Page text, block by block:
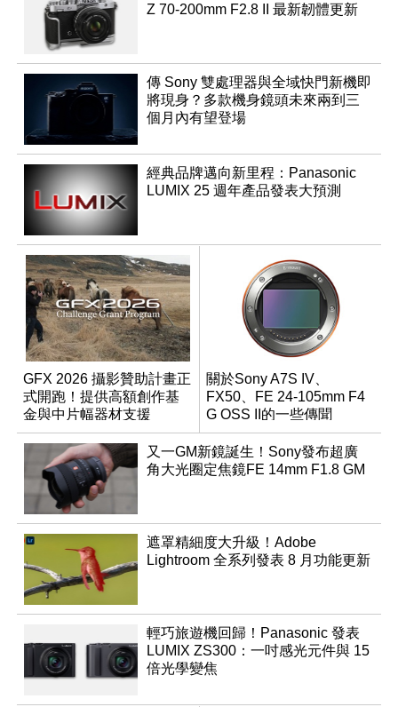
Z 70-200mm F2.8 II 最新韌體更新
傳 Sony 雙處理器與全域快門新機即
將現身？多款機身鏡頭未來兩到三
個月內有望登場
經典品牌邁向新里程：Panasonic
LUMIX 25 週年產品發表大預測
GFX 2026 攝影贊助計畫正
式開跑！提供高額創作基
金與中片幅器材支援
關於Sony A7S IV、
FX50、FE 24-105mm F4
G OSS II的一些傳聞
又一GM新鏡誕生！Sony發布超廣
角大光圈定焦鏡FE 14mm F1.8 GM
遮罩精細度大升級！Adobe
Lightroom 全系列發表 8 月功能更新
輕巧旅遊機回歸！Panasonic 發表
LUMIX ZS300：一吋感光元件與 15
倍光學變焦